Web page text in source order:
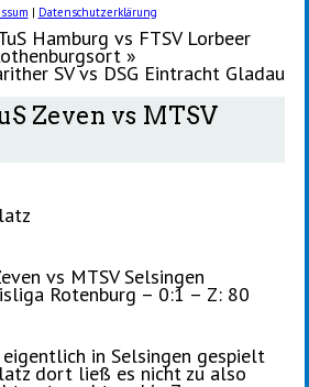
| Datenschutzerklärung
Hamburg vs FTSV Lorbeer
»
SV vs DSG Eintracht Gladau
Zeven vs MTSV
vs MTSV Selsingen
Rotenburg – 0:1 – Z: 80
in Selsingen gespielt
dort ließ es nicht zu also